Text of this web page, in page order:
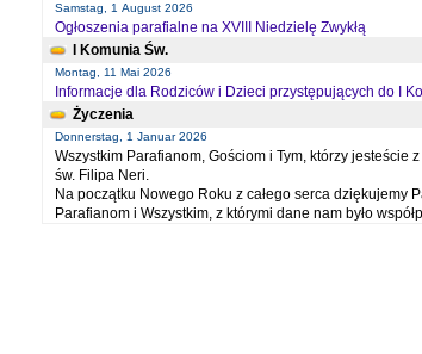
Samstag, 1 August 2026
Ogłoszenia parafialne na XVIII Niedzielę Zwykłą
I Komunia Św.
Montag, 11 Mai 2026
Informacje dla Rodziców i Dzieci przystępujących do I
Życzenia
Donnerstag, 1 Januar 2026
Wszystkim Parafianom, Gościom i Tym, którzy jesteście
św. Filipa Neri.
Na początku Nowego Roku z całego serca dziękujemy
Parafianom i Wszystkim, z którymi dane nam było